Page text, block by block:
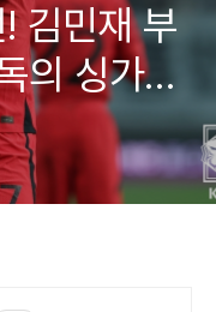
김민재 부
의 싱가포